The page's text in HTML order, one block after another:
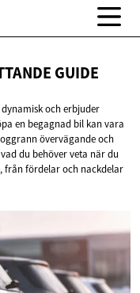
GUIDE
och erbjuder
en begagnad bil kan vara
övervägande och
du behöver veta när du
från fördelar och nackdelar